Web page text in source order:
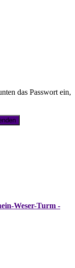
das Passwort ein,
Weser-Turm -